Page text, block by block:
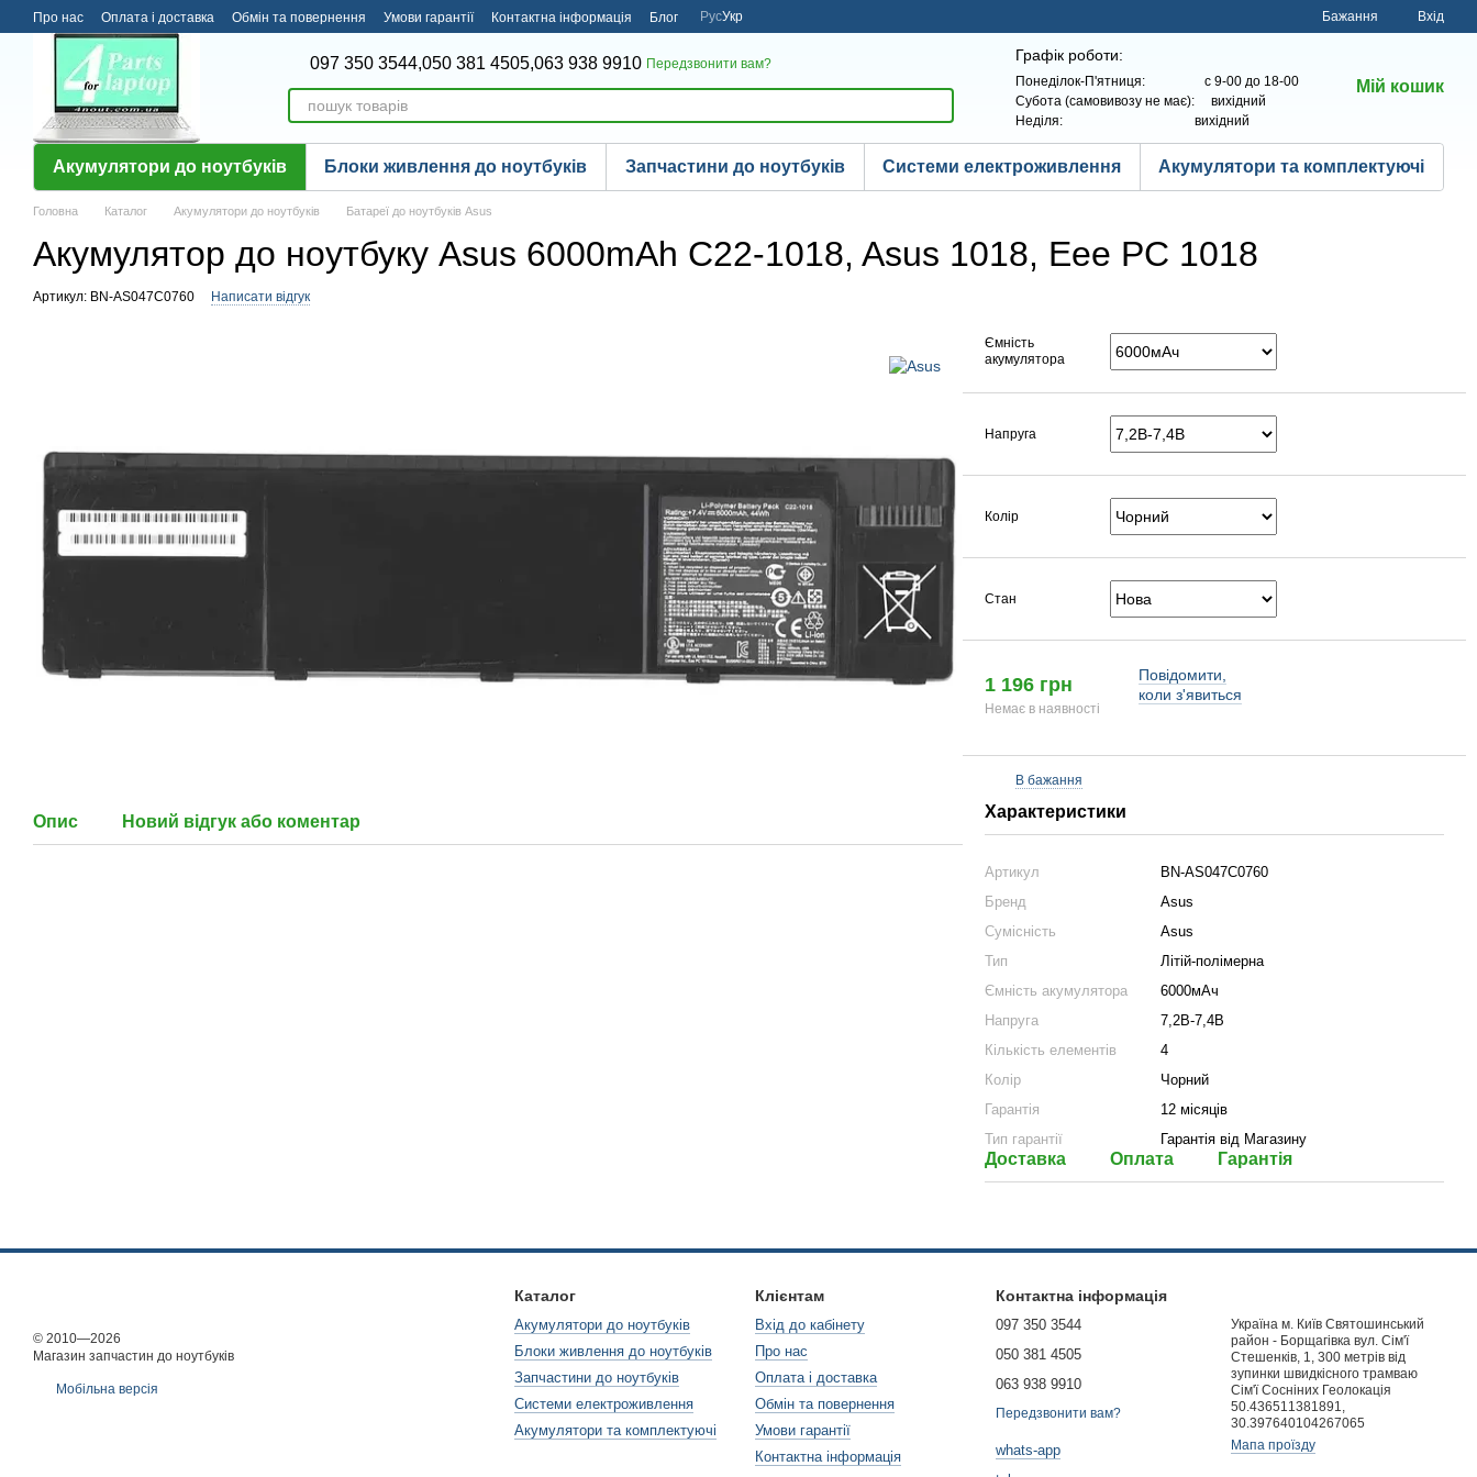
Перейти до основного контенту
Про нас Оплата і доставка Обмін та повернення Умови гарантії Контактна інформація Блог РусУкр Бажання Вхід
097 350 3544,050 381 4505,063 938 9910 Передзвонити вам? Графік роботи:
Понеділок-П'ятниця: с 9-00 до 18-00
Субота (самовивозу не має): вихідний
Неділя: вихідний
Мій кошик
Акумулятори до ноутбуків Блоки живлення до ноутбуків Запчастини до ноутбуків Системи електроживлення Акумулятори та комплектуючі
Головна Каталог Акумулятори до ноутбуків Батареї до ноутбуків Asus
Акумулятор до ноутбуку Asus 6000mAh C22-1018, Asus 1018, Eee PC 1018
Артикул: BN-AS047C0760 Написати відгук
Опис Новий відгук або коментар
Ємність
акумулятора
Напруга
Колір
Стан
1 196 грн
Немає в наявності
Повідомити,
коли з'явиться
В бажання
Характеристики
Артикул
BN-AS047C0760
Бренд
Asus
Сумісність
Asus
Тип
Літій-полімерна
Ємність акумулятора
6000мАч
Напруга
7,2В-7,4В
Кількість елементів
4
Колір
Чорний
Гарантія
12 місяців
Тип гарантії
Гарантія від Магазину
Доставка Оплата Гарантія
© 2010—2026
Магазин запчастин до ноутбуків
Мобільна версія
Каталог
Акумулятори до ноутбуків
Блоки живлення до ноутбуків
Запчастини до ноутбуків
Системи електроживлення
Акумулятори та комплектуючі
Клієнтам
Вхід до кабінету
Про нас
Оплата і доставка
Обмін та повернення
Умови гарантії
Контактна інформація
Контактна інформація
097 350 3544
050 381 4505
063 938 9910
Передзвонити вам?
whats-app
Україна м. Київ Святошинський
район - Борщагівка вул. Сім'ї
Стешенків, 1, 300 метрів від
зупинки швидкісного трамваю
Сім'ї Сосніних Геолокація
50.436511381891,
30.397640104267065
Мапа проїзду